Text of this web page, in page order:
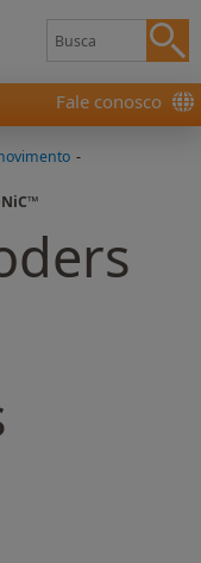
Fale conosco
-